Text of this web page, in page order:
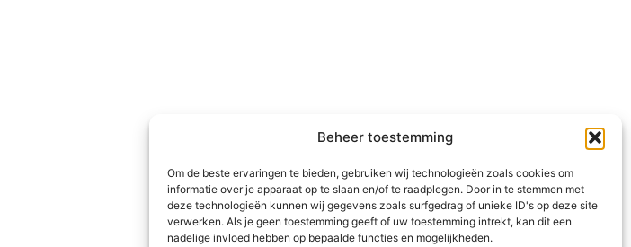
Beheer toestemming
Om de beste ervaringen te bieden, gebruiken wij technologieën zoals cookies om
informatie over je apparaat op te slaan en/of te raadplegen. Door in te stemmen met
deze technologieën kunnen wij gegevens zoals surfgedrag of unieke ID's op deze site
verwerken. Als je geen toestemming geeft of uw toestemming intrekt, kan dit een
nadelige invloed hebben op bepaalde functies en mogelijkheden.